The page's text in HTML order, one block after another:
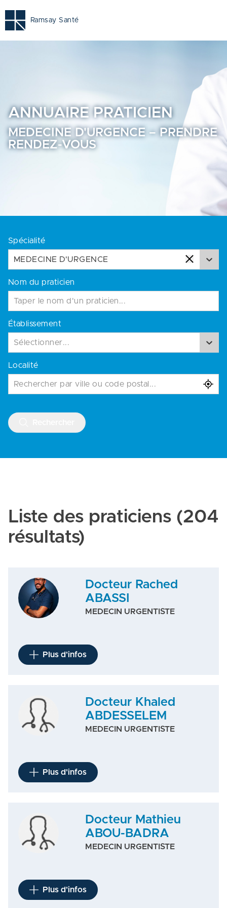
Ramsay Santé
ANNUAIRE PRATICIEN
MEDECINE D'URGENCE – PRENDRE
RENDEZ-VOUS
Spécialité
MEDECINE D'URGENCE
Nom du praticien
Établissement
Sélectionner...
Localité
Rechercher par ville ou code postal...
Liste des praticiens (204
résultats)
Docteur Rached
ABASSI
MEDECIN URGENTISTE
Plus d'infos
Docteur Khaled
ABDESSELEM
MEDECIN URGENTISTE
Plus d'infos
Docteur Mathieu
ABOU-BADRA
MEDECIN URGENTISTE
Plus d'infos